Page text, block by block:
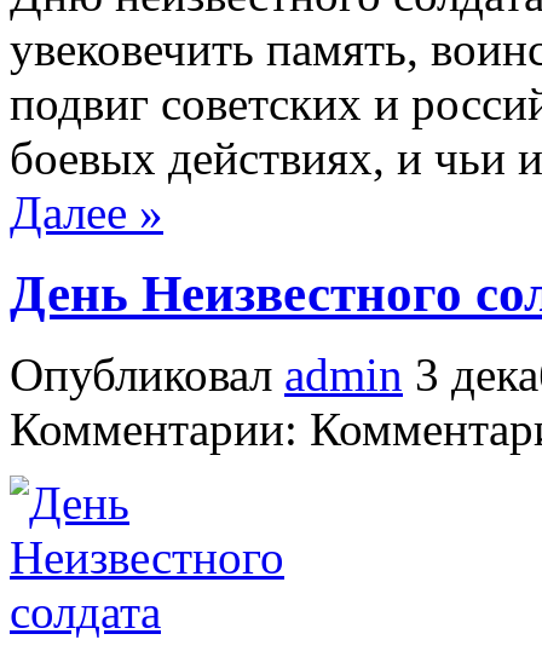
увековечить память,
подвиг советских и
боевых действиях, и чьи
Далее »
День Неизвестного
Опубликовал admin 3
Комментарии: